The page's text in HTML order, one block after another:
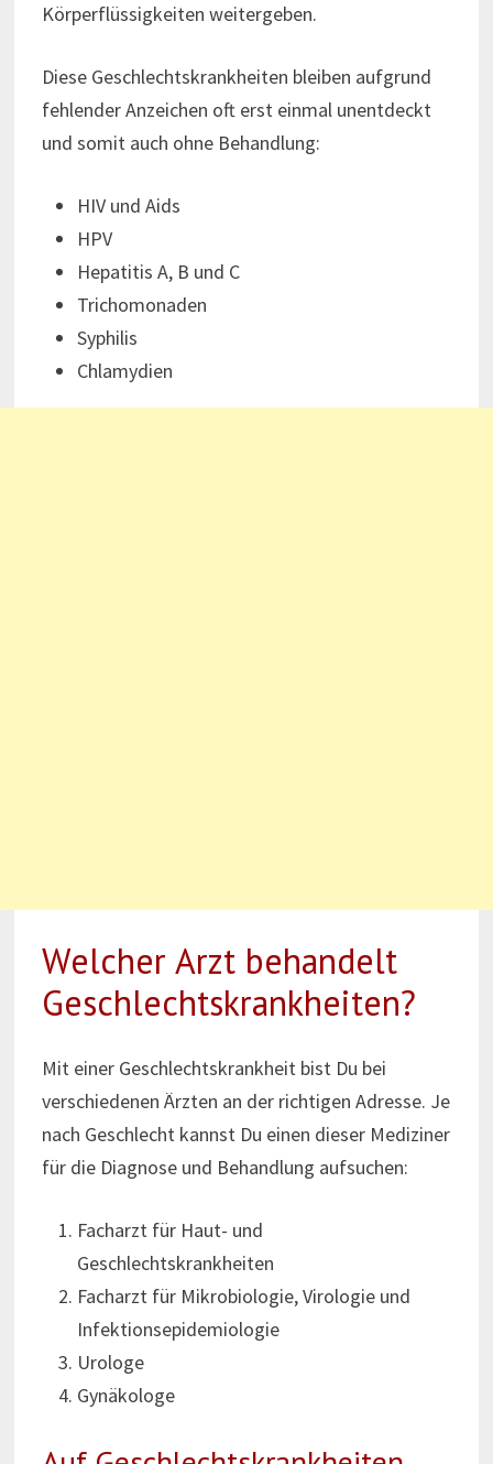
Körperflüssigkeiten weitergeben.
Diese Geschlechtskrankheiten bleiben aufgrund
fehlender Anzeichen oft erst einmal unentdeckt
und somit auch ohne Behandlung:
HIV und Aids
HPV
Hepatitis A, B und C
Trichomonaden
Syphilis
Chlamydien
Welcher Arzt behandelt
Geschlechtskrankheiten?
Mit einer Geschlechtskrankheit bist Du bei
verschiedenen Ärzten an der richtigen Adresse. Je
nach Geschlecht kannst Du einen dieser Mediziner
für die Diagnose und Behandlung aufsuchen:
Facharzt für Haut- und
Geschlechtskrankheiten
Facharzt für Mikrobiologie, Virologie und
Infektionsepidemiologie
Urologe
Gynäkologe